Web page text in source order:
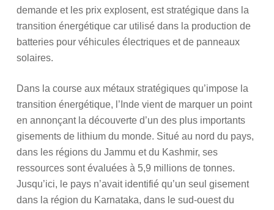
demande et les prix explosent, est stratégique dans la
transition énergétique car utilisé dans la production de
batteries pour véhicules électriques et de panneaux
solaires.
Dans la course aux métaux stratégiques qu’impose la
transition énergétique, l’Inde vient de marquer un point
en annonçant la découverte d’un des plus importants
gisements de lithium du monde. Situé au nord du pays,
dans les régions du Jammu et du Kashmir, ses
ressources sont évaluées à 5,9 millions de tonnes.
Jusqu’ici, le pays n’avait identifié qu’un seul gisement
dans la région du Karnataka, dans le sud-ouest du